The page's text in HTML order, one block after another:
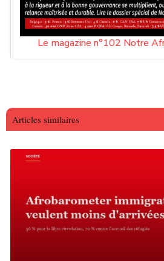
Le magazine n°102 Notre
Articles similaires